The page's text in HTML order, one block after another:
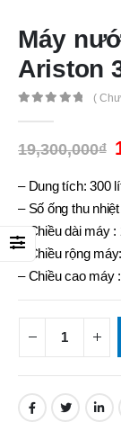
Máy
Ariston
(
19,300,000₫
– Dung tích: 300
– Số ống thu
– Chiều dài máy
– Chiều rộng
– Chiều cao máy